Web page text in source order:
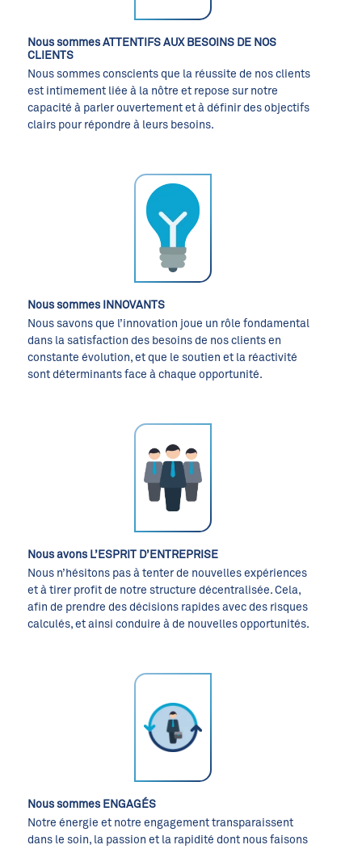
Nous sommes ATTENTIFS AUX BESOINS DE NOS
CLIENTS
Nous sommes conscients que la réussite de nos clients
est intimement liée à la nôtre et repose sur notre
capacité à parler ouvertement et à définir des objectifs
clairs pour répondre à leurs besoins.
Nous sommes INNOVANTS
Nous savons que l’innovation joue un rôle fondamental
dans la satisfaction des besoins de nos clients en
constante évolution, et que le soutien et la réactivité
sont déterminants face à chaque opportunité.
Nous avons L’ESPRIT D’ENTREPRISE
Nous n’hésitons pas à tenter de nouvelles expériences
et à tirer profit de notre structure décentralisée. Cela,
afin de prendre des décisions rapides avec des risques
calculés, et ainsi conduire à de nouvelles opportunités.
Nous sommes ENGAGÉS
Notre énergie et notre engagement transparaissent
dans le soin, la passion et la rapidité dont nous faisons